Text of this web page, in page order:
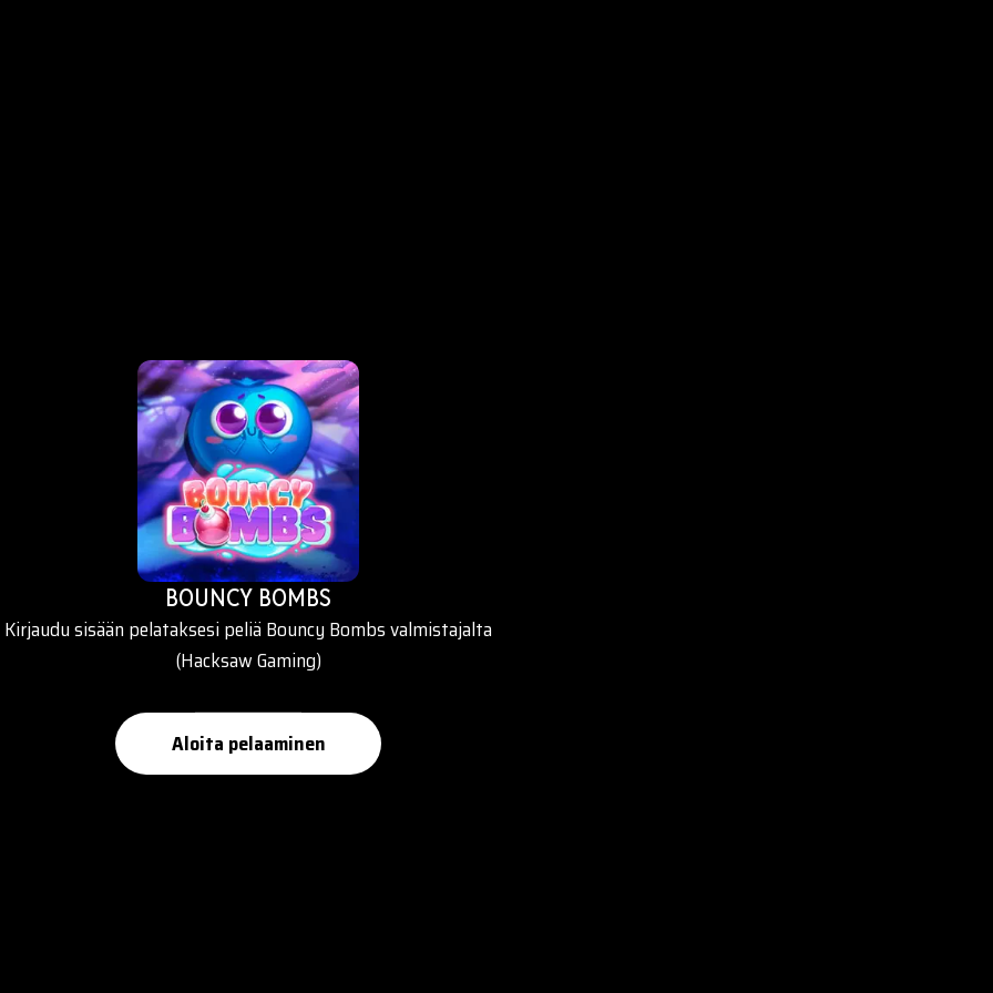
BOUNCY BOMBS
Kirjaudu sisään pelataksesi peliä Bouncy Bombs valmistajalta
(Hacksaw Gaming)
Aloita pelaaminen